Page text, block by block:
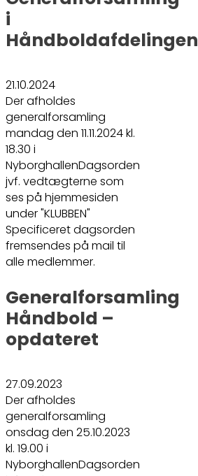
i
Håndboldafdelingen
21.10.2024
Der afholdes
generalforsamling
mandag den 11.11.2024 kl.
18.30 i
NyborghallenDagsorden
jvf. vedtægterne som
ses på hjemmesiden
under "KLUBBEN"
Specificeret dagsorden
fremsendes på mail til
alle medlemmer.
Generalforsamling
Håndbold –
opdateret
27.09.2023
Der afholdes
generalforsamling
onsdag den 25.10.2023
kl. 19.00 i
NyborghallenDagsorden